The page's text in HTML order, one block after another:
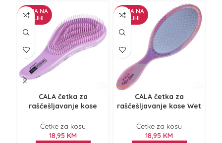
NEMA NA
ZALIHI
CALA četka za
raščešljavanje kose
Teller
Četke za kosu
18,95 KM
NEMA NA
ZALIHI
CALA četka za
raščešljavanje kose Wet
Četke za kosu
18,95 KM